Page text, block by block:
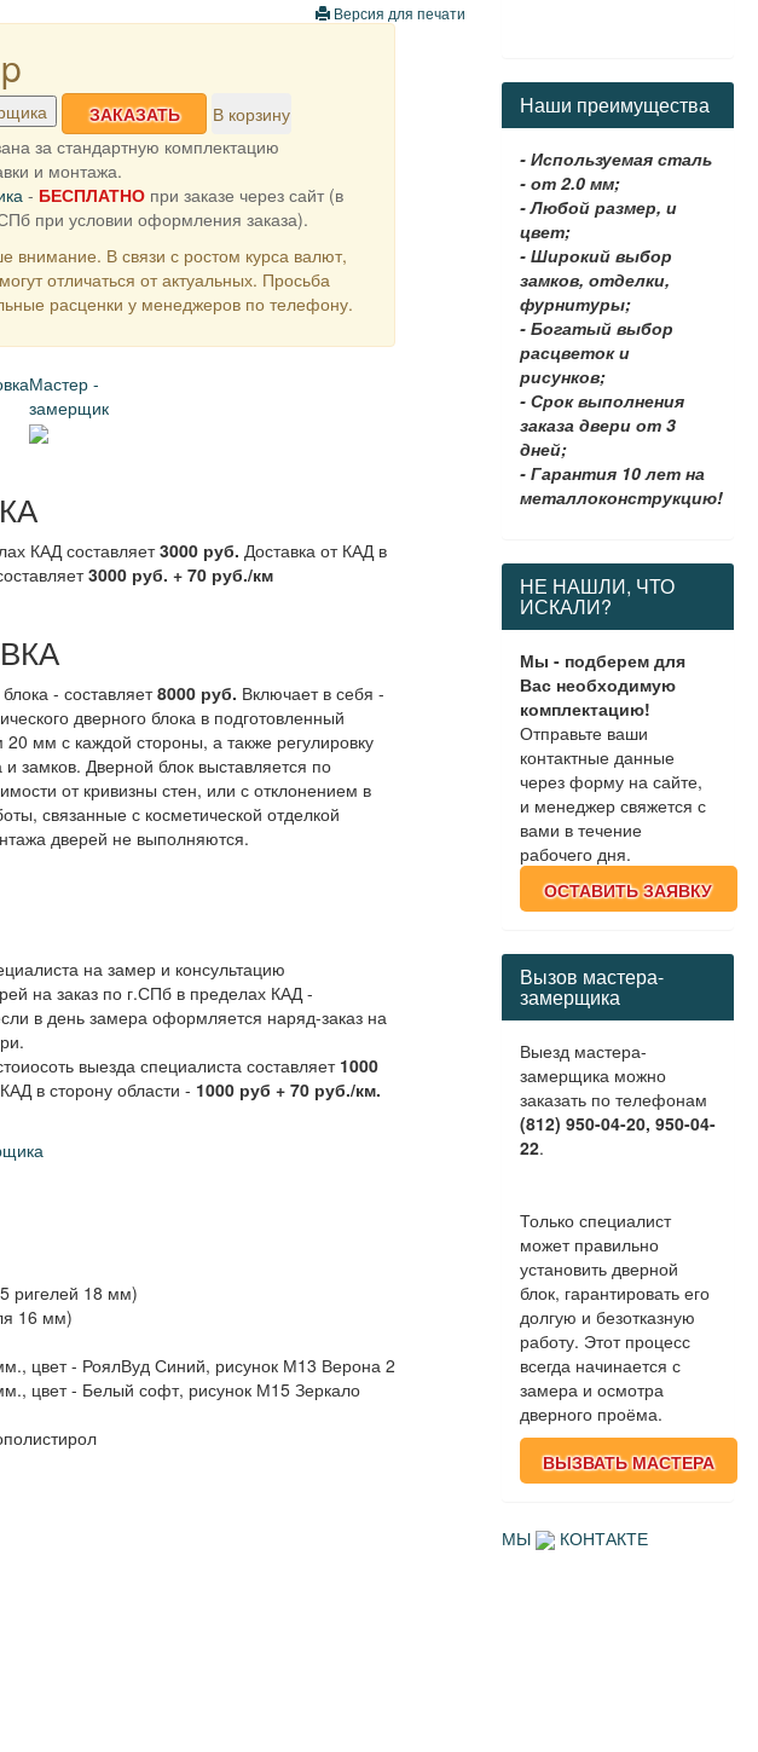
Версия для печати
p
ЗАКАЗАТЬ
В корзину
за стандартную комплектацию
и монтажа.
- БЕСПЛАТНО при заказе через сайт (в
при условии оформления заказа).
В связи с ростом курса валют,
отличаться от актуальных. Просьба
расценки у менеджеров по телефону.
Мастер -
замерщик
КАД составляет3000 руб. Доставка от КАД в
3000 руб. + 70 руб./км
- составляет8000 руб. Включает в себя -
дверного блока в подготовленный
мм с каждой стороны, а также регулировку
и замков. Дверной блок выставляется по
от кривизны стен, или с отклонением в
связанные с косметической отделкой
дверей не выполняются.
на замер и консультацию
на заказ по г.СПб в пределах КАД -
в день замера оформляется наряд-заказ на
выезда специалиста составляет 1000
в сторону области - 1000 руб + 70 руб./км.
ригелей 18 мм)
16 мм)
цвет - РоялВуд Синий, рисунок М13 Верона 2
цвет - Белый софт, рисунок М15 Зеркало
Наши преимущества
- Используемая сталь
- от 2.0 мм;
- Любой размер, и
цвет;
- Широкий выбор
замков, отделки,
фурнитуры;
- Богатый выбор
расцветок и
рисунков;
- Срок выполнения
заказа двери от 3
дней;
- Гарантия 10 лет на
металлоконструкцию!
НЕ НАШЛИ, ЧТО
ИСКАЛИ?
Мы - подберем для
Вас необходимую
комплектацию!
Отправьте ваши
контактные данные
через форму на сайте,
и менеджер свяжется с
вами в течение
рабочего дня.
ОСТАВИТЬ ЗАЯВКУ
Вызов мастера-
замерщика
Выезд мастера-
замерщика можно
заказать по телефонам
(812) 950-04-20, 950-04-
22.
Только специалист
может правильно
установить дверной
блок, гарантировать его
долгую и безотказную
работу. Этот процесс
всегда начинается с
замера и осмотра
дверного проёма.
ВЫЗВАТЬ МАСТЕРА
МЫ КОНТАКТЕ